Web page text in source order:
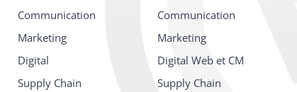
Communication
Marketing
Digital
Supply Chain
Communication
Marketing
Digital Web et CM
Supply Chain